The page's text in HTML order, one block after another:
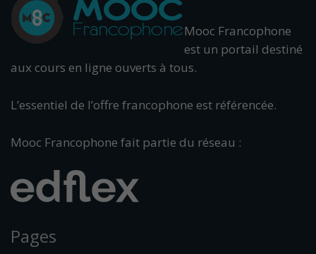
Mooc Francophone
est un portail destiné
aux cours en ligne ouverts à tous.
L’essentiel de l’offre francophone est référencée.
Mooc Francophone fait partie du réseau :
Pages